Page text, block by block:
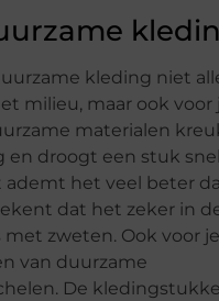
kleding niet
milieu, maar ook voor
materialen
en droogt een stuk
ademt het veel beter
dat het zeker in
zweten. Ook voor
van duurzame
De